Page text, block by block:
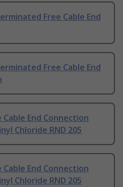
Free Cable End
Free Cable End
Cable End Connection
Chloride RND 205
Cable End Connection
Chloride RND 205